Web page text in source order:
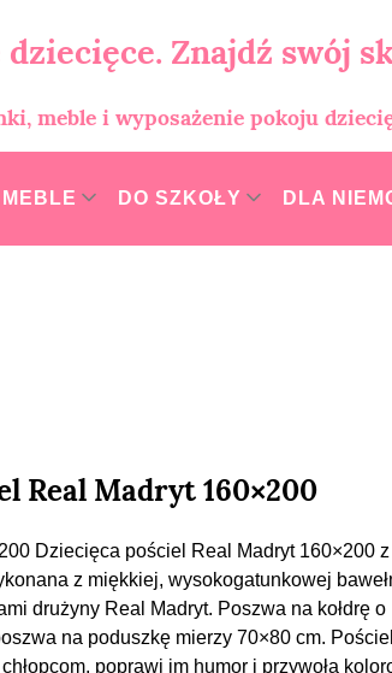
Znajdź swój
meble i wyposażenie pokoju
MEBLE DO SZKOŁY DLA
Real Madryt 160×200
Dziecięca pościel Real Madryt 160×200
z miękkiej, wysokogatunkowej
drużyny Real Madryt. Poszwa na kołdrę o
na poduszkę mierzy 70×80 cm. Pościel
poprawi im humor i przywoła